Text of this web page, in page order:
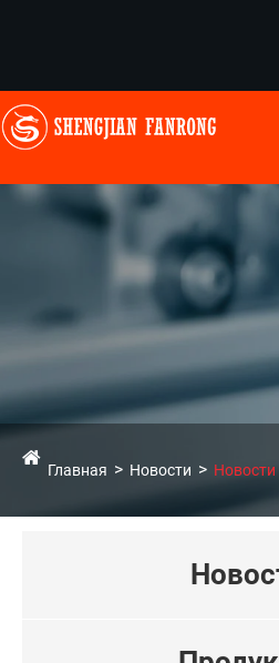
Главная Новости